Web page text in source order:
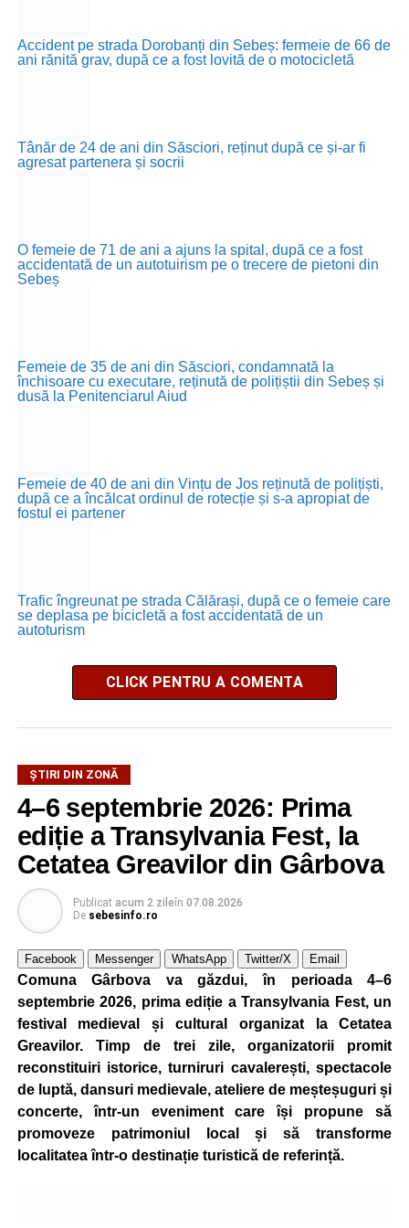
Accident pe strada Dorobanți din Sebeș: fermeie de 66 de
ani rănită grav, după ce a fost lovită de o motocicletă
Tânăr de 24 de ani din Săsciori, reținut după ce și-ar fi
agresat partenera și socrii
O femeie de 71 de ani a ajuns la spital, după ce a fost
accidentată de un autotuirism pe o trecere de pietoni din
Sebeș
Femeie de 35 de ani din Săsciori, condamnată la
închisoare cu executare, reținută de polițiștii din Sebeș și
dusă la Penitenciarul Aiud
Femeie de 40 de ani din Vințu de Jos reținută de polițiști,
după ce a încălcat ordinul de rotecție și s-a apropiat de
fostul ei partener
Trafic îngreunat pe strada Călărași, după ce o femeie care
se deplasa pe bicicletă a fost accidentată de un
autoturism
CLICK PENTRU A COMENTA
ȘTIRI DIN ZONĂ
4–6 septembrie 2026: Prima
ediție a Transylvania Fest, la
Cetatea Greavilor din Gârbova
Publicat acum 2 zileîn 07.08.2026
De sebesinfo.ro
Facebook Messenger WhatsApp Twitter/X Email
Comuna Gârbova va găzdui, în perioada 4–6
septembrie 2026, prima ediție a Transylvania Fest, un
festival medieval și cultural organizat la Cetatea
Greavilor. Timp de trei zile, organizatorii promit
reconstituiri istorice, turniruri cavalerești, spectacole
de luptă, dansuri medievale, ateliere de meșteșuguri și
concerte, într-un eveniment care își propune să
promoveze patrimoniul local și să transforme
localitatea într-o destinație turistică de referință.